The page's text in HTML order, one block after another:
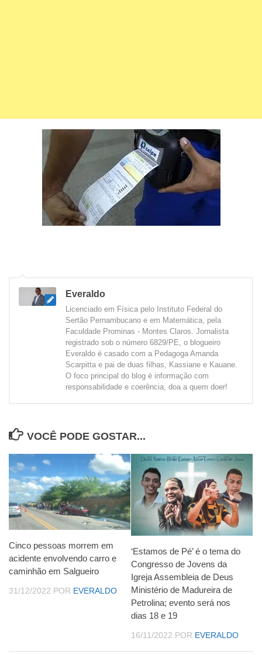
Everaldo
Licenciado em Física pelo Instituto Federal do
Sertão Pernambucano e em Matemática, pela
Faculdade Prominas - Montes Claros. Jornalista
registrado sob o número 6829/PE, o blogueiro
Everaldo é casado com a Pedagoga Amanda
Scarpitta e pai de duas filhas, Kassiane e Kauane.
O foco principal do blog é informação com
responsabilidade e coerência, doa a quem doer!
VOCÊ PODE GOSTAR...
Cinco pessoas morrem em
acidente envolvendo carro e
caminhão em Salgueiro
31/12/2022 POR EVERALDO
‘Estamos de Pé’ é o tema do
Congresso de Jovens da
Igreja Assembleia de Deus
Ministério de Madureira de
Petrolina; evento será nos
dias 18 e 19
16/11/2022 POR EVERALDO